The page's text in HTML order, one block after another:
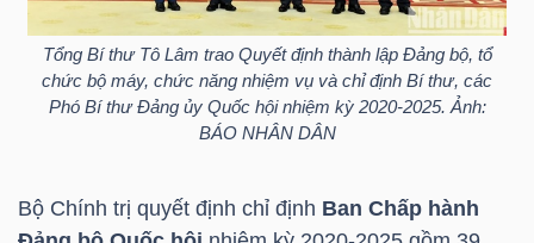
Tổng Bí thư Tô Lâm trao Quyết định thành lập Đảng bộ, tổ
chức bộ máy, chức năng nhiệm vụ và chỉ định Bí thư, các
Phó Bí thư Đảng ủy Quốc hội nhiệm kỳ 2020-2025. Ảnh:
BÁO NHÂN DÂN
Bộ Chính trị quyết định chỉ định Ban Chấp hành
NGUYÊN
VẬT